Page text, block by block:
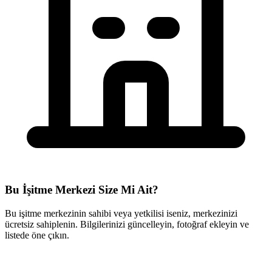
Bu İşitme Merkezi Size Mi Ait?
Bu işitme merkezinin sahibi veya yetkilisi iseniz, merkezinizi
ücretsiz sahiplenin. Bilgilerinizi güncelleyin, fotoğraf ekleyin ve
listede öne çıkın.